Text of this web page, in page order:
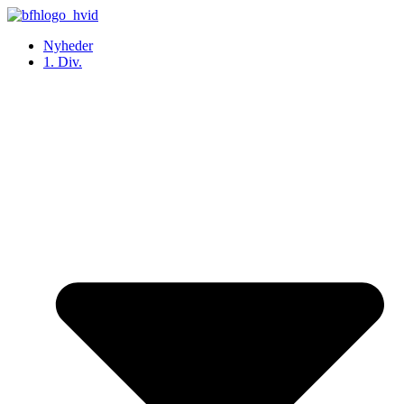
Videre
indholdNyheder
1. Div.